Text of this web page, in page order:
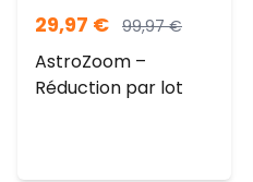
29,97 € 99,97€
AstroZoom –
Réduction par lot